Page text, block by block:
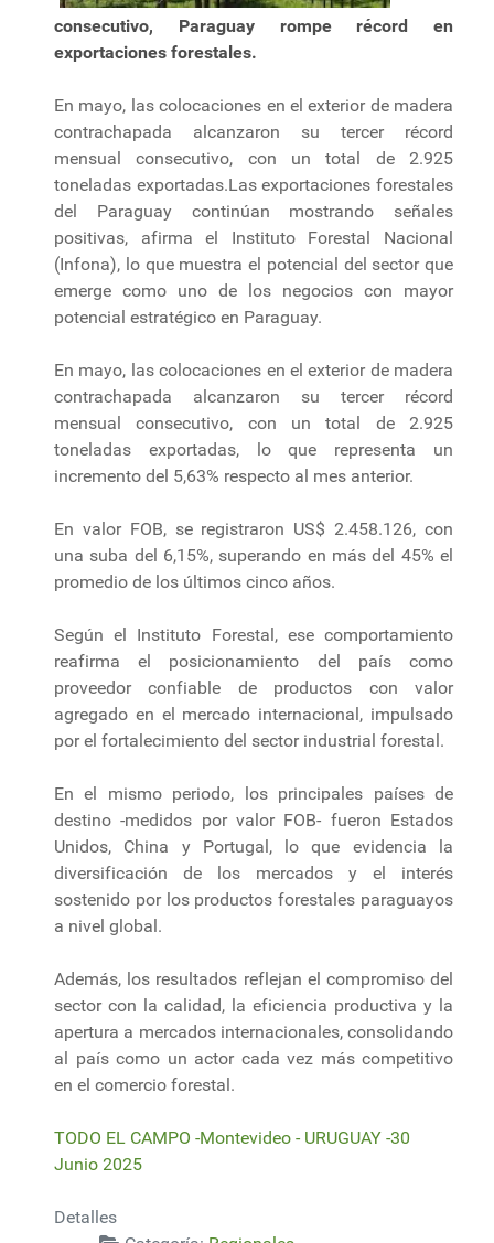
consecutivo, Paraguay rompe récord en
exportaciones forestales.
En mayo, las colocaciones en el exterior de madera
contrachapada alcanzaron su tercer récord
mensual consecutivo, con un total de 2.925
toneladas exportadas.Las exportaciones forestales
del Paraguay continúan mostrando señales
positivas, afirma el Instituto Forestal Nacional
(Infona), lo que muestra el potencial del sector que
emerge como uno de los negocios con mayor
potencial estratégico en Paraguay.
En mayo, las colocaciones en el exterior de madera
contrachapada alcanzaron su tercer récord
mensual consecutivo, con un total de 2.925
toneladas exportadas, lo que representa un
incremento del 5,63% respecto al mes anterior.
En valor FOB, se registraron US$ 2.458.126, con
una suba del 6,15%, superando en más del 45% el
promedio de los últimos cinco años.
Según el Instituto Forestal, ese comportamiento
reafirma el posicionamiento del país como
proveedor confiable de productos con valor
agregado en el mercado internacional, impulsado
por el fortalecimiento del sector industrial forestal.
En el mismo periodo, los principales países de
destino -medidos por valor FOB- fueron Estados
Unidos, China y Portugal, lo que evidencia la
diversificación de los mercados y el interés
sostenido por los productos forestales paraguayos
a nivel global.
Además, los resultados reflejan el compromiso del
sector con la calidad, la eficiencia productiva y la
apertura a mercados internacionales, consolidando
al país como un actor cada vez más competitivo
en el comercio forestal.
TODO EL CAMPO -Montevideo - URUGUAY -30
Junio 2025
Detalles